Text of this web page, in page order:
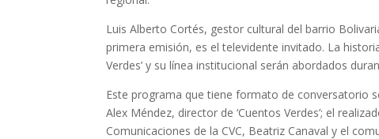
Luis Alberto Cortés, gestor cultural del barrio
primera emisión, es el televidente invitado. La
Verdes’ y su línea institucional serán abordados
Este programa que tiene formato de conversatorio
Alex Méndez, director de ‘Cuentos Verdes’; el
Comunicaciones de la CVC, Beatriz Canaval y el